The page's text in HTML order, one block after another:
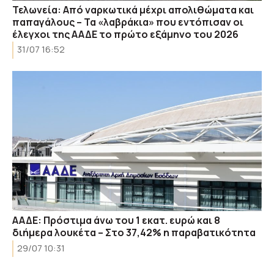
Τελωνεία: Από ναρκωτικά μέχρι απολιθώματα και
παπαγάλους – Τα «λαβράκια» που εντόπισαν οι
έλεγχοι της ΑΑΔΕ το πρώτο εξάμηνο του 2026
31/07 16:52
ΑΑΔΕ: Πρόστιμα άνω του 1 εκατ. ευρώ και 8
διήμερα λουκέτα – Στο 37,42% η παραβατικότητα
29/07 10:31